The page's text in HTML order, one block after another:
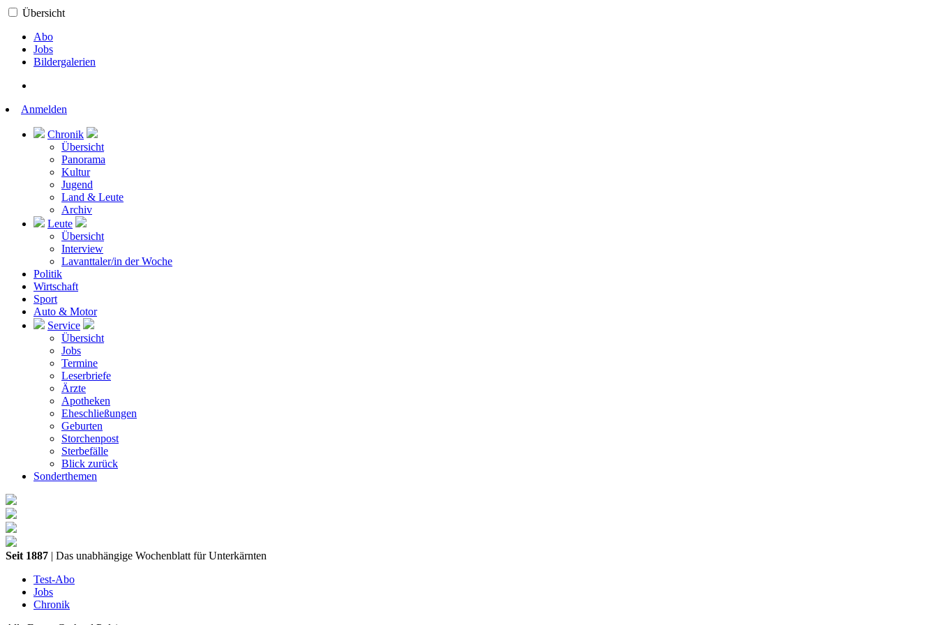
Übersicht
Abo
Jobs
Bildergalerien
Anmelden
Chronik
Übersicht
Panorama
Kultur
Jugend
Land & Leute
Archiv
Leute
Übersicht
Interview
Lavanttaler/in der Woche
Politik
Wirtschaft
Sport
Auto & Motor
Service
Übersicht
Jobs
Termine
Leserbriefe
Ärzte
Apotheken
Eheschließungen
Geburten
Storchenpost
Sterbefälle
Blick zurück
Sonderthemen
Seit 1887 | Das unabhängige Wochenblatt für Unterkärnten
Test-Abo
Jobs
Chronik